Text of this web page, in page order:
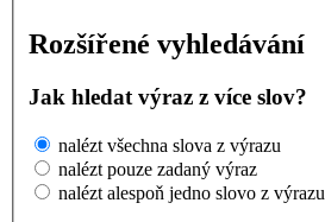
Rozšířené vyhledávání
Jak hledat výraz z více slov?
nalézt všechna slova z výrazu
nalézt pouze zadaný výraz
nalézt alespoň jedno slovo z výrazu